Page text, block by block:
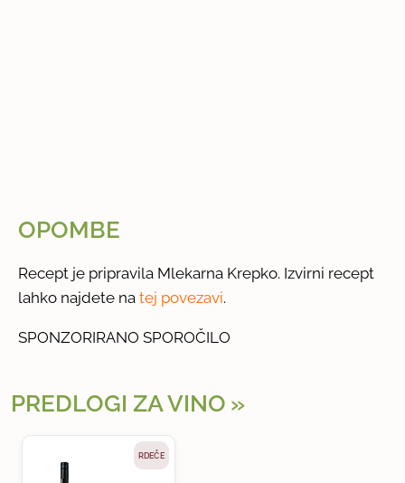
OPOMBE
Recept je pripravila Mlekarna Krepko. Izvirni recept
lahko najdete natej povezavi.
SPONZORIRANO SPOROČILO
PREDLOGI ZA VINO
RDEČE